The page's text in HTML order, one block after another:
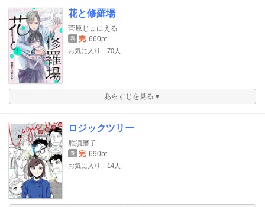
花と修羅場
菅原じょにえる
巻 完 660pt
お気に入り：70人
あらすじを見る▼
ロジックツリー
雁須磨子
巻 完 690pt
お気に入り：14人